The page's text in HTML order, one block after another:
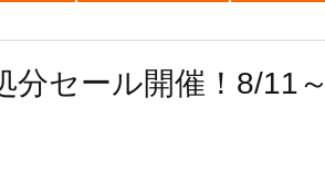
分セール開催！8/11～